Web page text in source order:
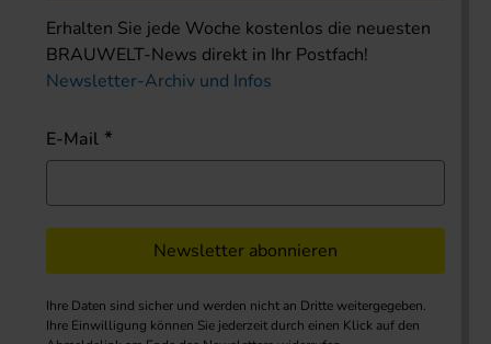
Erhalten Sie jede Woche kostenlos die neuesten
BRAUWELT-News direkt in Ihr Postfach!
Newsletter-Archiv und Infos
E-Mail
Newsletter abonnieren
Ihre Daten sind sicher und werden nicht an Dritte weitergegeben.
Ihre Einwilligung können Sie jederzeit durch einen Klick auf den